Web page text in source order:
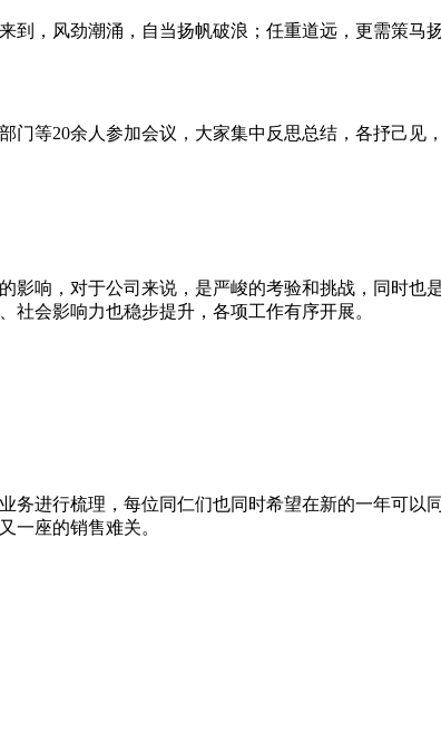
到，风劲潮涌，自当扬帆破浪；任重道远，更需策
等20余人参加会议，大家集中反思总结，各抒己见
影响，对于公司来说，是严峻的考验和挑战，同时
会影响力也稳步提升，各项工作有序开展。
务进行梳理，每位同仁们也同时希望在新的一年可
一座的销售难关。